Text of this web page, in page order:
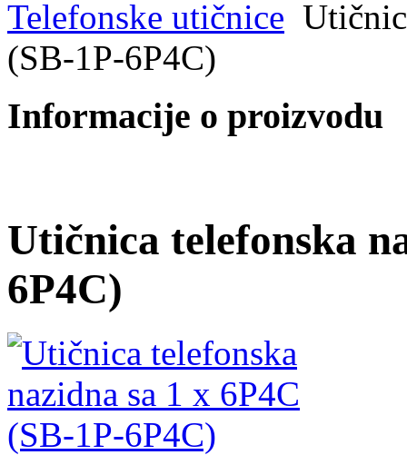
Telefonske utičnice
(SB-1P-6P4C)
Informacije o proizvodu
Utičnica telefonska
6P4C)